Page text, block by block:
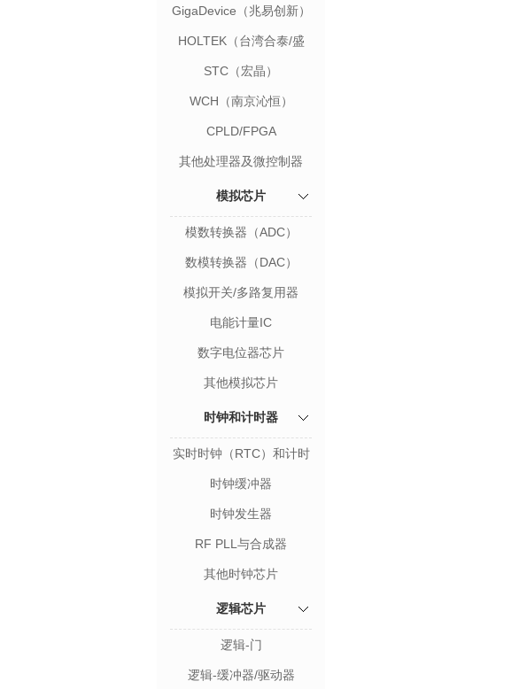
GigaDevice（兆易创新）
HOLTEK（台湾合泰/盛
群）
STC（宏晶）
WCH（南京沁恒）
CPLD/FPGA
其他处理器及微控制器
模拟芯片
模数转换器（ADC）
数模转换器（DAC）
模拟开关/多路复用器
电能计量IC
数字电位器芯片
其他模拟芯片
时钟和计时器
实时时钟（RTC）和计时
器
时钟缓冲器
时钟发生器
RF PLL与合成器
其他时钟芯片
逻辑芯片
逻辑-门
逻辑-缓冲器/驱动器